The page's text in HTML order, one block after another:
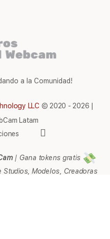
a la Comunidad!
LLC © 2020 - 2026 |
Latam
| Gana tokens gratis
Studios, Modelos, Creadoras